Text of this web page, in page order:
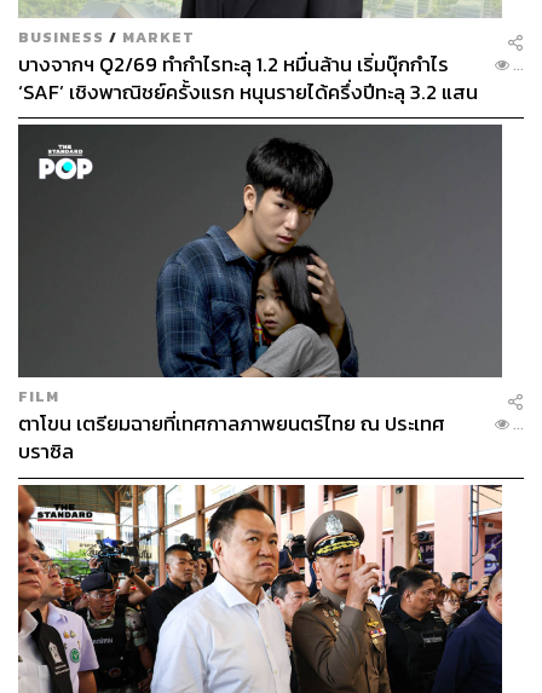
BUSINESS / MARKET
บางจากฯ Q2/69 ทำกำไรทะลุ 1.2 หมื่นล้าน เริ่มบุ๊กกำไร
‘SAF’ เชิงพาณิชย์ครั้งแรก หนุนรายได้ครึ่งปีทะลุ 3.2 แสน
ล้าน
...
FILM
ตาโขน เตรียมฉายที่เทศกาลภาพยนตร์ไทย ณ ประเทศ
บราซิล
...